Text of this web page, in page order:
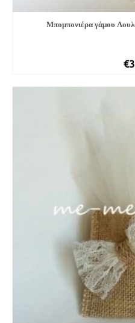
Μπομπονιέρα γάμου
€